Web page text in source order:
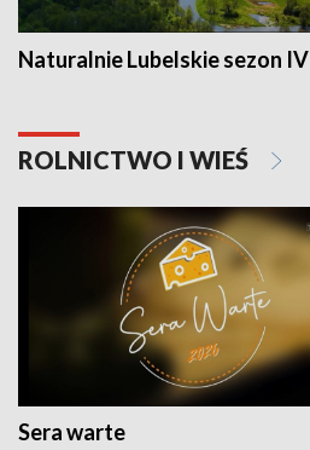
Naturalnie Lubelskie sezon IV
ROLNICTWO I WIEŚ
Sera warte